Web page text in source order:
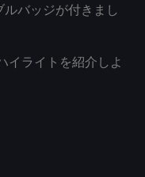
バッジが付きまし
イライトを紹介しよ